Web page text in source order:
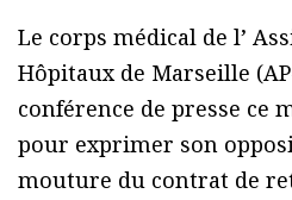
Le corps médical de l’
Hôpitaux de Marseille
conférence de presse ce
pour exprimer son
mouture du contrat de